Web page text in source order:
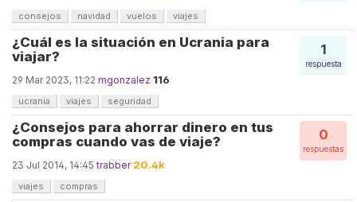
consejos navidad vuelos viajes
1
respuesta
¿Cuál es la situación en Ucrania para
viajar?
29 Mar 2023, 11:22 mgonzalez 116
ucrania viajes seguridad
0
respuestas
¿Consejos para ahorrar dinero en tus
compras cuando vas de viaje?
23 Jul 2014, 14:45 trabber 20.4k
viajes compras